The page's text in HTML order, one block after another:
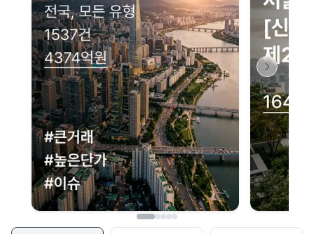
네이버 지도 연결 안내
현재 네이버 지도 연결이 원활하지 않아 지도를 불러올 수 없습니다.
이용에 불편을 드려 죄송합니다.
다시 시도